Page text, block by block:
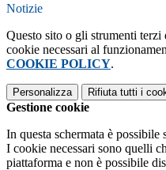
Notizie
Questo sito o gli strumenti
cookie necessari al
COOKIE POLICY.
Personalizza Rifiuta tutti i
Gestione cookie
In questa schermata è
I cookie necessari sono quelli
piattaforma e non è possibile